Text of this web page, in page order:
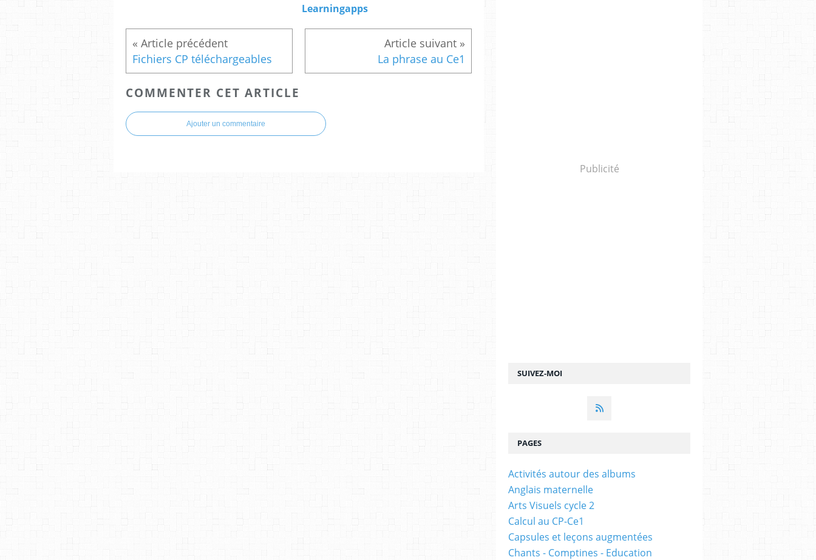
Learningapps
Fichiers CP téléchargeables La phrase au Ce1
COMMENTER CET ARTICLE
Ajouter un commentaire
SUIVEZ-MOI
Publicité
PAGES
Activités autour des albums
Anglais maternelle
Arts Visuels cycle 2
Calcul au CP-Ce1
Capsules et leçons augmentées
Chants - Comptines - Education